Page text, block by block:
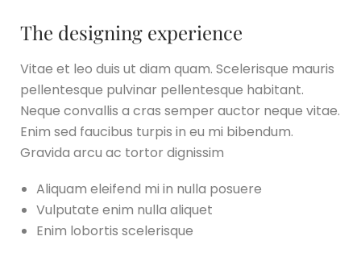
The designing experience
Vitae et leo duis ut diam quam. Scelerisque mauris
pellentesque pulvinar pellentesque habitant.
Neque convallis a cras semper auctor neque vitae.
Enim sed faucibus turpis in eu mi bibendum.
Gravida arcu ac tortor dignissim
Aliquam eleifend mi in nulla posuere
Vulputate enim nulla aliquet
Enim lobortis scelerisque